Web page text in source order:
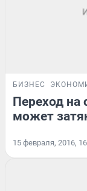
БИЗНЕС
Переход
может
15 февраля, 2016,